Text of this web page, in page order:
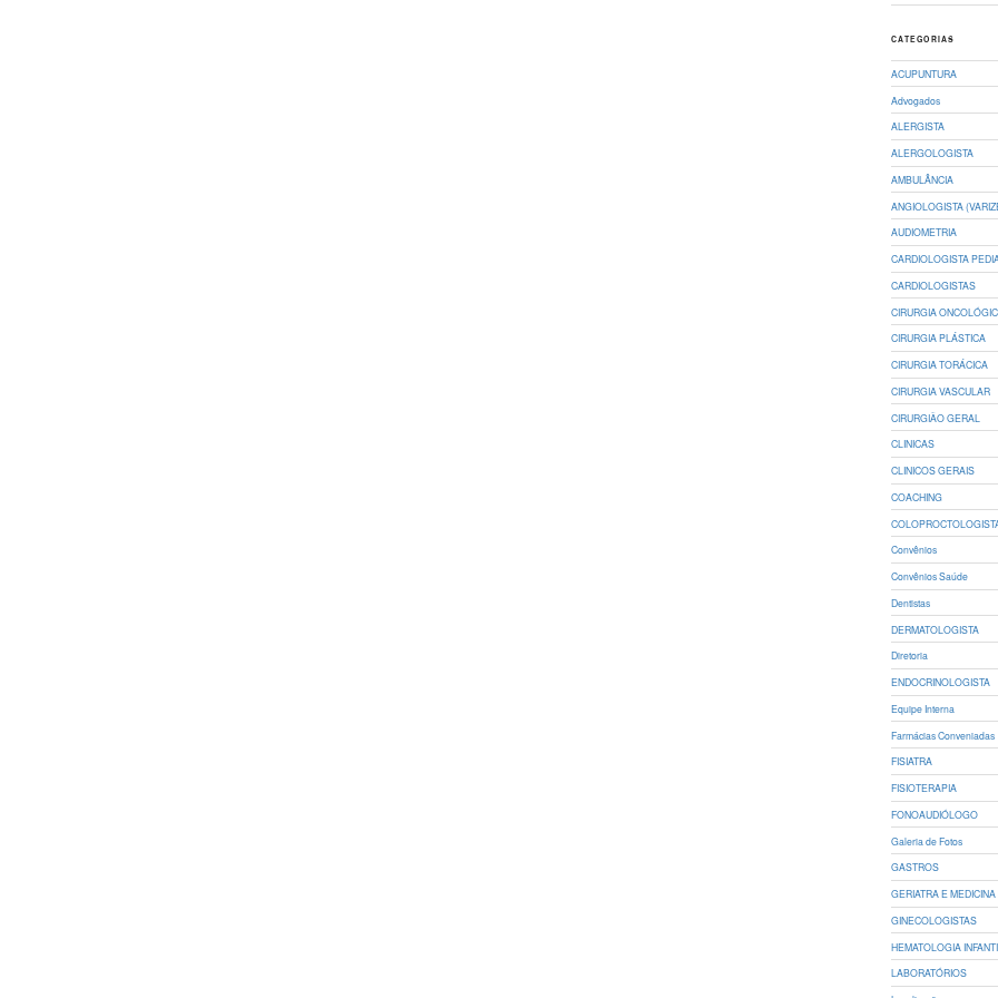
CATEGORIAS
ACUPUNTURA
Advogados
ALERGISTA
ALERGOLOGISTA
AMBULÂNCIA
ANGIOLOGISTA
AUDIOMETRIA
CARDIOLOGISTA
CARDIOLOGISTAS
CIRURGIA
CIRURGIA PLÁSTICA
CIRURGIA TORÁCICA
CIRURGIA VASCULAR
CIRURGIÃO GERAL
CLINICAS
CLINICOS GERAIS
COACHING
Convênios
Convênios Saúde
Dentistas
DERMATOLOGISTA
Diretoria
ENDOCRINOLOGISTA
Equipe Interna
Farmácias Conveniadas
FISIATRA
FISIOTERAPIA
FONOAUDIÓLOGO
Galeria de Fotos
GASTROS
GERIATRA E
GINECOLOGISTAS
HEMATOLOGIA
LABORATÓRIOS